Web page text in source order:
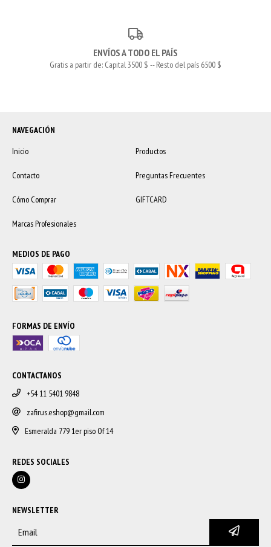
ENVÍOS A TODO EL PAÍS
Gratis a partir de: Capital 3500 $ -- Resto del país 6500 $
NAVEGACIÓN
Inicio
Productos
Contacto Preguntas Frecuentes
Cómo Comprar GIFTCARD
Marcas Profesionales
MEDIOS DE PAGO
FORMAS DE ENVÍO
CONTACTANOS
+54 11 5401 9848
zafirus.eshop@gmail.com
Esmeralda 779 1er piso Of 14
REDES SOCIALES
NEWSLETTER